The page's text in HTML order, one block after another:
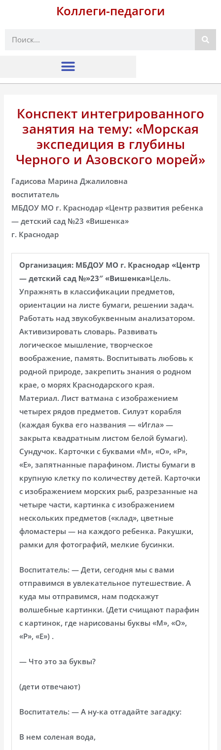
Коллеги-педагоги
Поиск
Конспект интегрированного
занятия на тему: «Морская
экспедиция в глубины
Черного и Азовского морей»
Гадисова Марина Джалиловна
воспитатель
МБДОУ МО г. Краснодар «Центр развития ребенка
— детский сад №23 «Вишенка»
г. Краснодар
Организация: МБДОУ МО г. Краснодар «Центр
— детский сад №»23″ «Вишенка»Цель.
Упражнять в классификации предметов,
ориентации на листе бумаги, решении задач.
Работать над звукобуквенным анализатором.
Активизировать словарь. Развивать
логическое мышление, творческое
воображение, память. Воспитывать любовь к
родной природе, закрепить знания о родном
крае, о морях Краснодарского края.
Материал. Лист ватмана с изображением
четырех рядов предметов. Силуэт корабля
(каждая буква его названия — «Игла» —
закрыта квадратным листом белой бумаги).
Сундучок. Карточки с буквами «М», «О», «Р»,
«Е», запятнанные парафином. Листы бумаги в
крупную клетку по количеству детей. Карточки
с изображением морских рыб, разрезанные на
четыре части, картинка с изображением
нескольких предметов («клад», цветные
фломастеры — на каждого ребенка. Ракушки,
рамки для фотографий, мелкие бусинки.
Воспитатель: — Дети, сегодня мы с вами
отправимся в увлекательное путешествие. А
куда мы отправимся, нам подскажут
волшебные картинки. (Дети счищают парафин
с картинок, где нарисованы буквы «М», «О»,
«Р», «Е») .
— Что это за буквы?
(дети отвечают)
Воспитатель: — А ну-ка отгадайте загадку:
В нем соленая вода,